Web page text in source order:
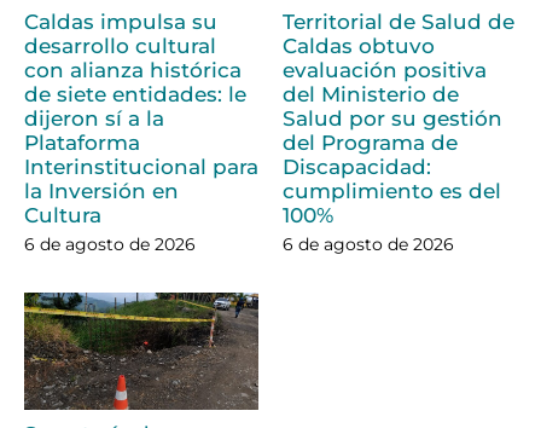
Caldas impulsa su
desarrollo cultural
con alianza histórica
de siete entidades: le
dijeron sí a la
Plataforma
Interinstitucional para
la Inversión en
Cultura
6 de agosto de 2026
Territorial de Salud de
Caldas obtuvo
evaluación positiva
del Ministerio de
Salud por su gestión
del Programa de
Discapacidad:
cumplimiento es del
100%
6 de agosto de 2026